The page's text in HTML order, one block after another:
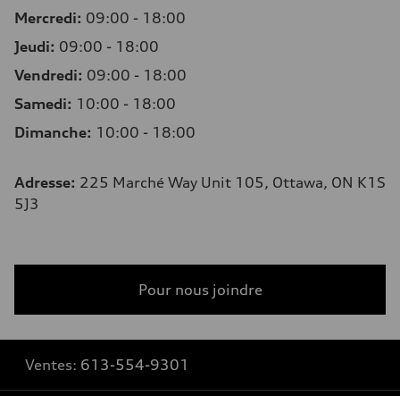
Mercredi: 09:00 - 18:00
Jeudi: 09:00 - 18:00
Vendredi: 09:00 - 18:00
Samedi: 10:00 - 18:00
Dimanche: 10:00 - 18:00
Adresse: 225 Marché Way Unit 105, Ottawa, ON K1S
5J3
Pour nous joindre
Ventes: 613-554-9301